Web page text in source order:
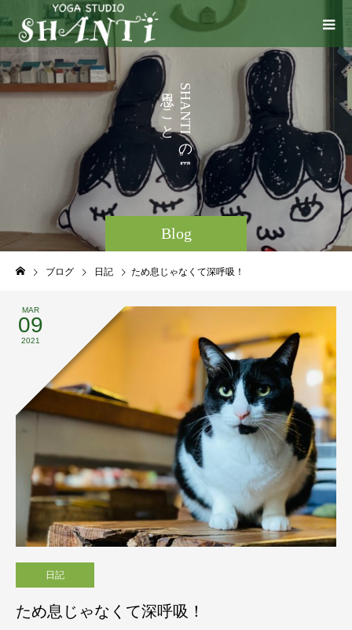
Blog
S
H
A
N
T
I
の
。
う
こ
と
な
ど
い
ブログ 日記 ため息じゃなくて深呼吸！
MAR
09
2021
日記
ため息じゃなくて深呼吸！